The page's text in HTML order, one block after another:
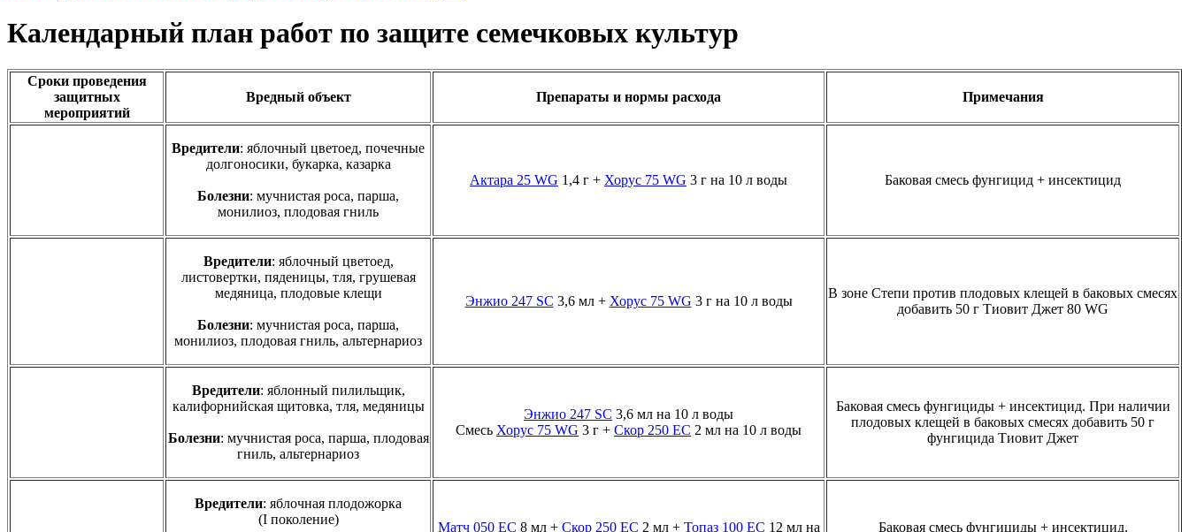
Календарный план работ по защите семечковых культур
Сроки проведения
защитных
мероприятий
Вредный объект Препараты и нормы расхода Примечания
Вредители: яблочный цветоед, почечные
долгоносики, букарка, казарка
Болезни: мучнистая роса, парша,
монилиоз, плодовая гниль
Актара 25 WG 1,4 г + Хорус 75 WG 3 г на 10 л воды Баковая смесь фунгицид + инсектицид
Вредители: яблочный цветоед,
листовертки, пяденицы, тля, грушевая
медяница, плодовые клещи
Болезни: мучнистая роса, парша,
монилиоз, плодовая гниль, альтернариоз
Энжио 247 SC 3,6 мл + Хорус 75 WG 3 г на 10 л воды
В зоне Степи против плодовых клещей в баковых смесях
добавить 50 г Тиовит Джет 80 WG
Вредители: яблонный пилильщик,
калифорнийская щитовка, тля, медяницы
Болезни: мучнистая роса, парша, плодовая
гниль, альтернариоз
Энжио 247 SC 3,6 мл на 10 л воды
Смесь Хорус 75 WG 3 г + Скор 250 ЕС 2 мл на 10 л воды
Баковая смесь фунгициды + инсектицид. При наличии
плодовых клещей в баковых смесях добавить 50 г
фунгицида Тиовит Джет
Вредители: яблочная плодожорка
(I поколение)
Матч 050 ЕС 8 мл + Скор 250 ЕС 2 мл + Топаз 100 ЕС 12 мл на
Баковая смесь фунгициды + инсектицид.